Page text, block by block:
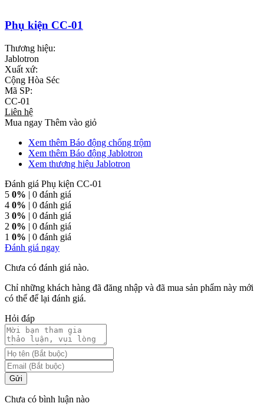
Phụ kiện CC-01
Thương hiệu:
Jablotron
Xuất xứ:
Cộng Hòa Séc
Mã SP:
CC-01
Liên hệ
Mua ngay Thêm vào giỏ
Xem thêm Báo động chống trộm
Xem thêm Báo động Jablotron
Xem thương hiệu Jablotron
Đánh giá Phụ kiện CC-01
5 0% | 0 đánh giá
4 0% | 0 đánh giá
3 0% | 0 đánh giá
2 0% | 0 đánh giá
1 0% | 0 đánh giá
Đánh giá ngay
Chưa có đánh giá nào.
Chỉ những khách hàng đã đăng nhập và đã mua sản phẩm này mới
có thể để lại đánh giá.
Hỏi đáp
Gửi
Chưa có bình luận nào